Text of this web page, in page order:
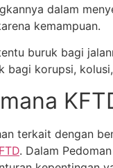
dalam
kemampuan.
buruk bagi
bagi korupsi,
terkait dengan
. Dalam